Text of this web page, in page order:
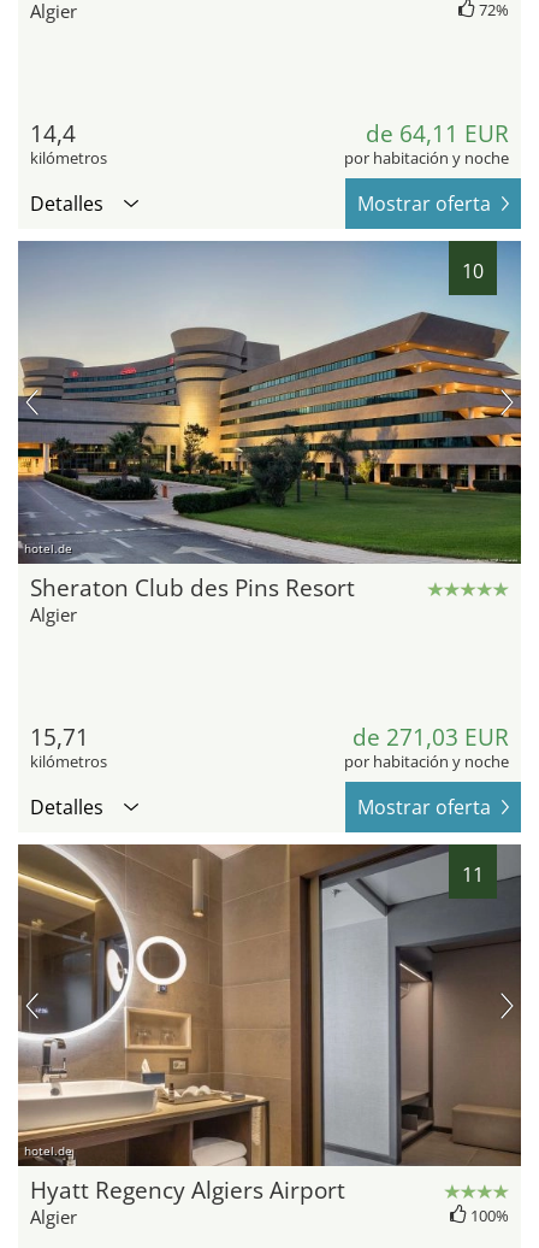
Algier 72%
14,4
kilómetros
de 64,11 EUR
por habitación y noche
Detalles Mostrar oferta
10
hotel.de
Sheraton Club des Pins Resort
Algier
15,71
kilómetros
de 271,03 EUR
por habitación y noche
Detalles Mostrar oferta
11
hotel.de
Hyatt Regency Algiers Airport
Algier 100%